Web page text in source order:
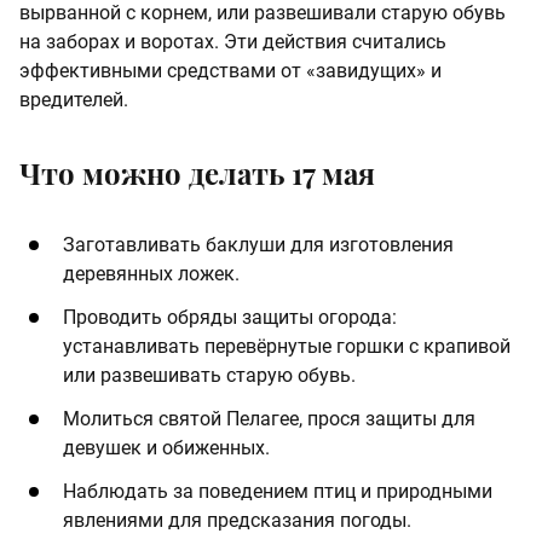
вырванной с корнем, или развешивали старую обувь
на заборах и воротах. Эти действия считались
эффективными средствами от «завидущих» и
вредителей.
Что можно делать 17 мая
Заготавливать баклуши для изготовления
деревянных ложек.
Проводить обряды защиты огорода:
устанавливать перевёрнутые горшки с крапивой
или развешивать старую обувь.
Молиться святой Пелагее, прося защиты для
девушек и обиженных.
Наблюдать за поведением птиц и природными
явлениями для предсказания погоды.